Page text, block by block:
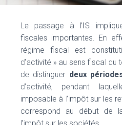
Le passage à l’IS
fiscales importantes. En
régime fiscal est
d’activité » au sens fiscal
de distinguer deux
d’activité, pendant
imposable à l’impôt sur les
correspond au début de